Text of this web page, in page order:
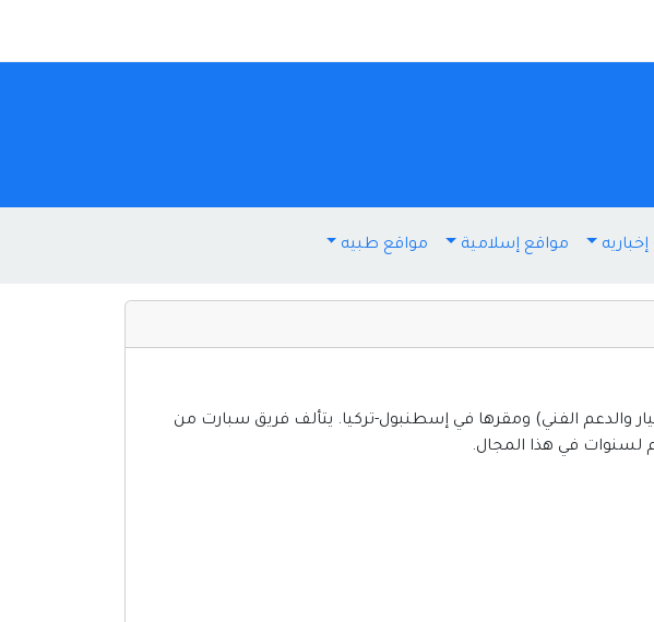
مواقع إسلامية مواقع طبيه
والدعم الفني) ومقرها في إسطنبول-تركيا. يتألف فريق سبارت من
لسنوات في هذا المجال.